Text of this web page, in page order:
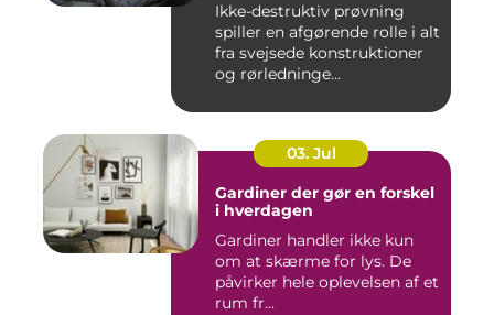
Ikke-destruktiv prøvning
spiller en afgørende rolle i alt
fra svejsede konstruktioner
og rørledninge...
03. Jul
Gardiner der gør en forskel
i hverdagen
Gardiner handler ikke kun
om at skærme for lys. De
påvirker hele oplevelsen af et
rum fr...